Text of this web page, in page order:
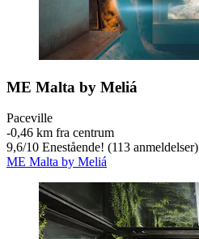
ME Malta by Meliá
Paceville
‐0,46 km fra centrum
9,6/10 Enestående! (113 anmeldelser)
ME Malta by Meliá